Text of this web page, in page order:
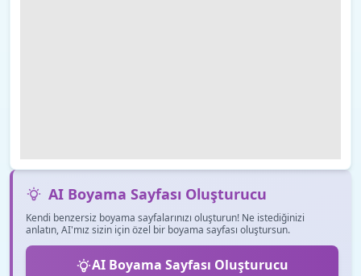
AI Boyama Sayfası Oluşturucu
Kendi benzersiz boyama sayfalarınızı oluşturun! Ne istediğinizi
anlatın, AI'mız sizin için özel bir boyama sayfası oluştursun.
AI Boyama Sayfası Oluşturucu